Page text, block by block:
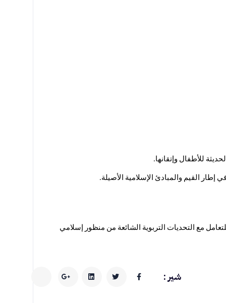
للأطفال وإتقانها.
القيم والمبادئ الإسلامية الأصيلة.
شير :